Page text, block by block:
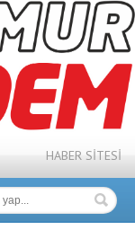
HABER SİTESİ